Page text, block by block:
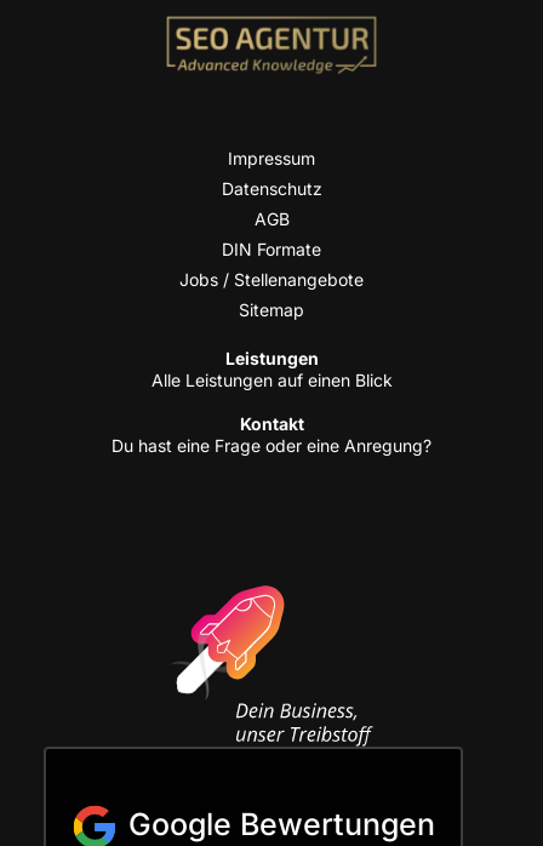
Impres­sum
Daten­schutz
AGB
DIN For­ma­te
Jobs / Stellenangebote
Site­map
Leis­tun­gen
Alle Leis­tun­gen auf einen Blick
Kon­takt
Du hast eine Fra­ge oder eine Anregung?
Google Bewertungen